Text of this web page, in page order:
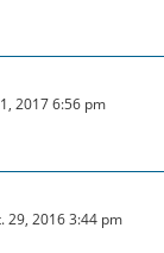
2017 6:56 pm
29, 2016 3:44 pm